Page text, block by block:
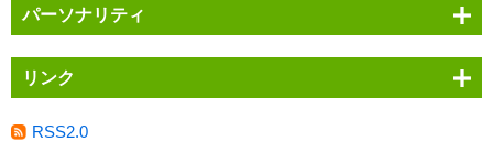
パーソナリティ
リンク
RSS2.0